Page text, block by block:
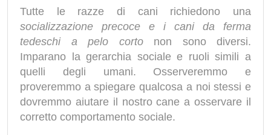
Tutte le razze di cani richiedono una
socializzazione precoce e i cani da ferma
tedeschi a pelo cortonon sono diversi.
Imparano la gerarchia sociale e ruoli simili a
quelli degli umani. Osserveremmo e
proveremmo a spiegare qualcosa a noi stessi e
dovremmo aiutare il nostro cane a osservare il
corretto comportamento sociale.